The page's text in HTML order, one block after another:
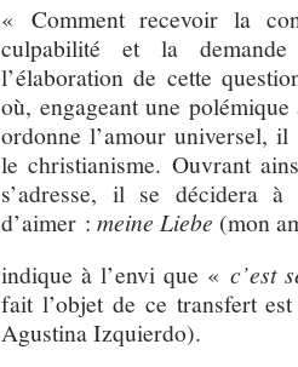
« Comment recevoir la
culpabilité et la demande
l’élaboration de cette
où, engageant une
ordonne l’amour universel, il
le christianisme. Ouvrant
s’adresse, il se décidera
d’aimer :meine Liebe (mon
indique à l’envi que « c’est
fait l’objet de ce transfert
Agustina Izquierdo).